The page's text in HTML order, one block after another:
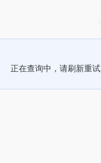
正在查询中，请刷新重试